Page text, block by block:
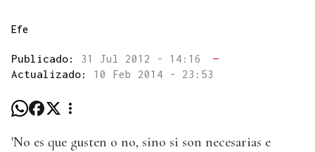
Efe
Publicado: 31 Jul 2012 - 14:16
—
Actualizado: 10 Feb 2014 - 23:53
'No es que gusten o no, sino si son necesarias e